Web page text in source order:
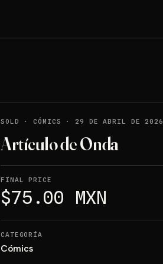
SOLD ·CÓMICS ·29 DE ABRIL DE 2026
Artículo de Onda
FINAL PRICE
$75.00 MXN
CATEGORÍA
Cómics